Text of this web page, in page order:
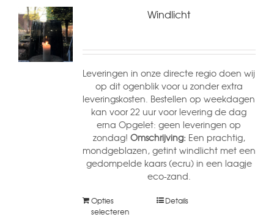
Windlicht
Leveringen in onze directe regio doen wij
op dit ogenblik voor u zonder extra
leveringskosten. Bestellen op weekdagen
kan voor 22 uur voor levering de dag
erna Opgelet: geen leveringen op
zondag! Omschrijving: Een prachtig,
mondgeblazen, getint windlicht met een
gedompelde kaars (ecru) in een laagje
eco-zand.
Opties
selecteren
Details